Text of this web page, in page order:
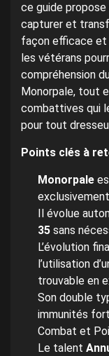
ce guide
capturer et
façon efficace et
les vétérans
compréhension
Monorpale, tout
combattives qui
pour tout
Points clés à
Monorpale
exclusivement
Il évolue
35 sans
L’évolution
l’utilisation
trouvable en
Son double
immunités
Combat et
Le talent